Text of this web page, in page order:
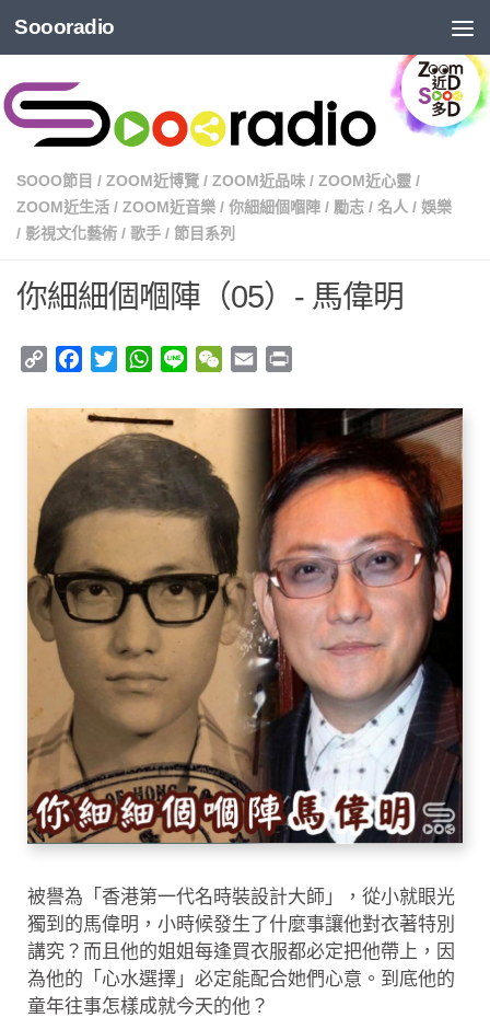
Soooradio
SOOO節目 / ZOOM近博覽 / ZOOM近品味 / ZOOM近心靈 /
ZOOM近生活 / ZOOM近音樂 / 你細細個嗰陣 / 勵志 / 名人 / 娛樂
/ 影視文化藝術 / 歌手 / 節目系列
你細細個嗰陣（05）- 馬偉明
Copy
Facebook
TwitterWhatsApp
Line WeChat
Email
被譽為「香港第一代名時裝設計大師」，從小就眼光
獨到的馬偉明，小時候發生了什麼事讓他對衣著特別
講究？而且他的姐姐每逢買衣服都必定把他帶上，因
為他的「心水選擇」必定能配合她們心意。到底他的
童年往事怎樣成就今天的他？